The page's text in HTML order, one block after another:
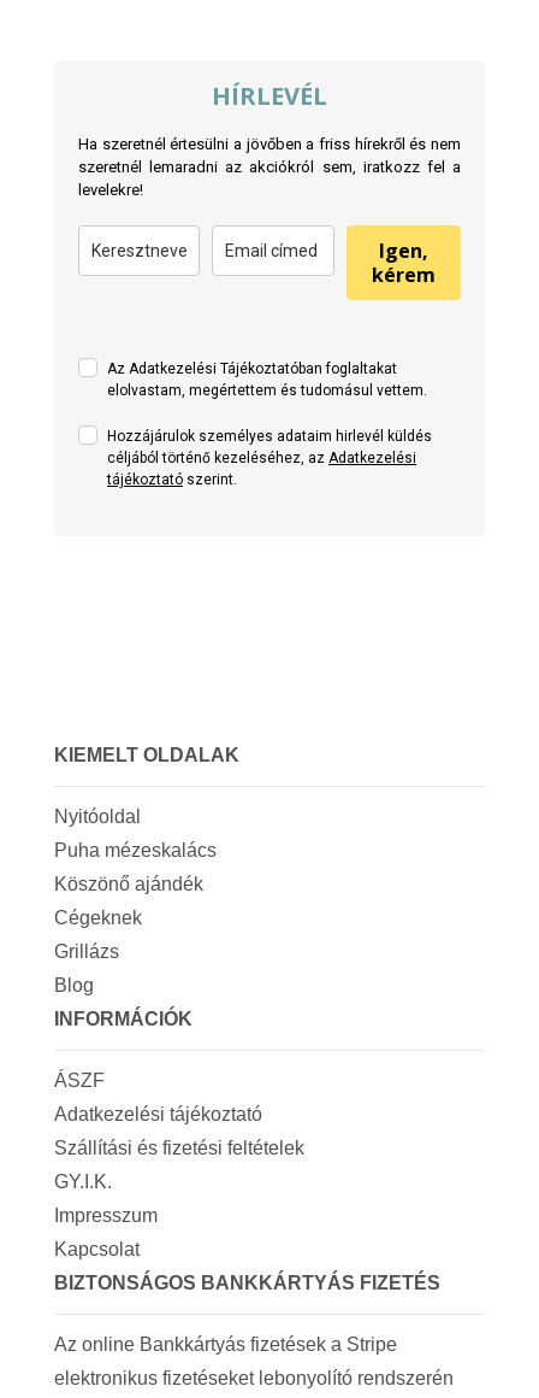
HÍRLEVÉL
Ha szeretnél értesülni a jövőben a friss hírekről és nem
szeretnél lemaradni az akciókról sem, iratkozz fel a
levelekre!
Igen,
kérem
Az Adatkezelési Tájékoztatóban foglaltakat
elolvastam, megértettem és tudomásul vettem.
Hozzájárulok személyes adataim hirlevél küldés
céljából történő kezeléséhez, az Adatkezelési
tájékoztatószerint.
KIEMELT OLDALAK
Nyitóoldal
Puha mézeskalács
Köszönő ajándék
Cégeknek
Grillázs
Blog
INFORMÁCIÓK
ÁSZF
Adatkezelési tájékoztató
Szállítási és fizetési feltételek
GY.I.K.
Impresszum
Kapcsolat
BIZTONSÁGOS BANKKÁRTYÁS FIZETÉS
Az online Bankkártyás fizetések a Stripe
elektronikus fizetéseket lebonyolító rendszerén